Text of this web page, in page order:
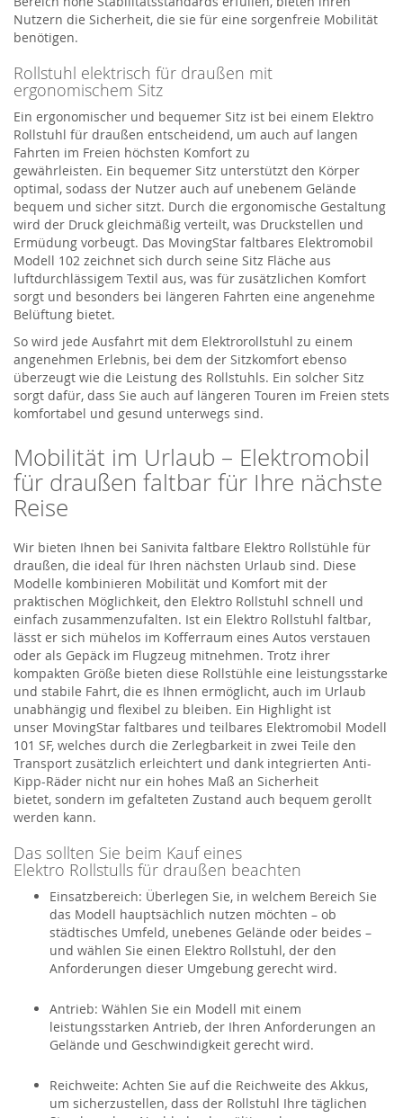
Nutzern die Sicherheit, die sie für eine sorgenfreie Mobilität
benötigen.
Rollstuhl elektrisch für draußen mit
ergonomischem Sitz
Ein ergonomischer und bequemer Sitz ist bei einem Elektro
Rollstuhl für draußen entscheidend, um auch auf langen
Fahrten im Freien höchsten Komfort zu
gewährleisten. Ein bequemer Sitz unterstützt den Körper
optimal, sodass der Nutzer auch auf unebenem Gelände
bequem und sicher sitzt. Durch die ergonomische Gestaltung
wird der Druck gleichmäßig verteilt, was Druckstellen und
Ermüdung vorbeugt. Das MovingStar faltbares Elektromobil
Modell 102 zeichnet sich durch seine Sitz Fläche aus
luftdurchlässigem Textil aus, was für zusätzlichen Komfort
sorgt und besonders bei längeren Fahrten eine angenehme
Belüftung bietet.
So wird jede Ausfahrt mit dem Elektrorollstuhl zu einem
angenehmen Erlebnis, bei dem der Sitzkomfort ebenso
überzeugt wie die Leistung des Rollstuhls. Ein solcher Sitz
sorgt dafür, dass Sie auch auf längeren Touren im Freien stets
komfortabel und gesund unterwegs sind.
Mobilität im Urlaub – Elektromobil
für draußen faltbar für Ihre nächste
Reise
Wir bieten Ihnen bei Sanivita faltbare Elektro Rollstühle für
draußen, die ideal für Ihren nächsten Urlaub sind. Diese
Modelle kombinieren Mobilität und Komfort mit der
praktischen Möglichkeit, den Elektro Rollstuhl schnell und
einfach zusammenzufalten. Ist ein Elektro Rollstuhl faltbar,
lässt er sich mühelos im Kofferraum eines Autos verstauen
oder als Gepäck im Flugzeug mitnehmen. Trotz ihrer
kompakten Größe bieten diese Rollstühle eine leistungsstarke
und stabile Fahrt, die es Ihnen ermöglicht, auch im Urlaub
unabhängig und flexibel zu bleiben. Ein Highlight ist
unser MovingStar faltbares und teilbares Elektromobil Modell
101 SF, welches durch die Zerlegbarkeit in zwei Teile den
Transport zusätzlich erleichtert und dank integrierten Anti-
Kipp-Räder nicht nur ein hohes Maß an Sicherheit
bietet, sondern im gefalteten Zustand auch bequem gerollt
werden kann.
Das sollten Sie beim Kauf eines
Elektro Rollstulls für draußen beachten
Einsatzbereich: Überlegen Sie, in welchem Bereich Sie
das Modell hauptsächlich nutzen möchten – ob
städtisches Umfeld, unebenes Gelände oder beides –
und wählen Sie einen Elektro Rollstuhl, der den
Anforderungen dieser Umgebung gerecht wird.
Antrieb: Wählen Sie ein Modell mit einem
leistungsstarken Antrieb, der Ihren Anforderungen an
Gelände und Geschwindigkeit gerecht wird.
Reichweite: Achten Sie auf die Reichweite des Akkus,
um sicherzustellen, dass der Rollstuhl Ihre täglichen